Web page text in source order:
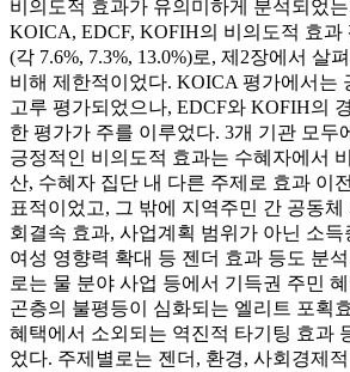
비의도적 효과가 유의미하게 분석되었
KOICA, EDCF, KOFIH의 비의도적 효과
(각 7.6%, 7.3%, 13.0%)로, 제2장에서 살
비해 제한적이었다. KOICA 평가에서는
고루 평가되었으나, EDCF와 KOFIH의
한 평가가 주를 이루었다. 3개 기관 모두
긍정적인 비의도적 효과는 수혜자에서
산, 수혜자 집단 내 다른 주제로 효과 이
표적이었고, 그 밖에 지역주민 간 공동
회결속 효과, 사업계획 범위가 아닌 소
여성 영향력 확대 등 젠더 효과 등도 분
로는 물 분야 사업 등에서 기득권 주민
곤층의 불평등이 심화되는 엘리트 포획
혜택에서 소외되는 역진적 타기팅 효과
었다. 주제별로는 젠더, 환경, 사회경제